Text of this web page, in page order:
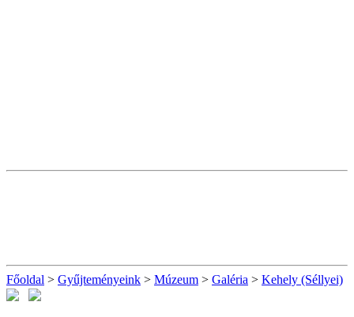
Főoldal > Gyűjteményeink > Múzeum > Galéria > Kehely (Séllyei)